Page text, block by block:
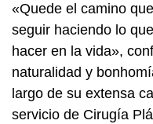
«Quede el camino
seguir haciendo lo
hacer en la vida»,
naturalidad y
largo de su extensa
servicio de Cirugía